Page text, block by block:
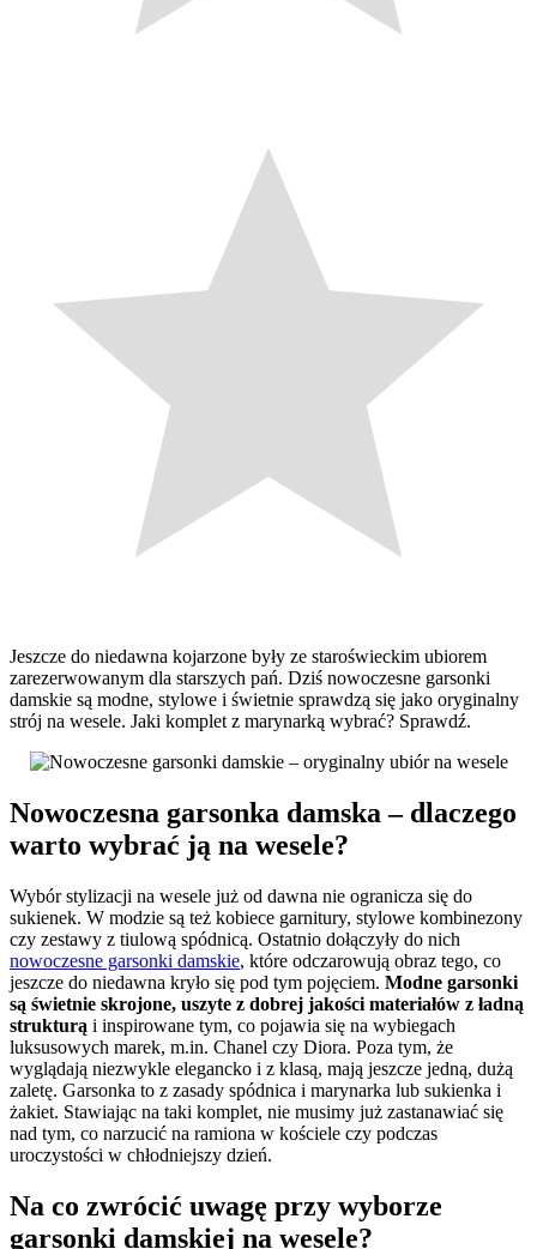
Jeszcze do niedawna kojarzone były ze staroświeckim ubiorem
zarezerwowanym dla starszych pań. Dziś nowoczesne garsonki
damskie są modne, stylowe i świetnie sprawdzą się jako oryginalny
strój na wesele. Jaki komplet z marynarką wybrać? Sprawdź.
Nowoczesna garsonka damska – dlaczego
warto wybrać ją na wesele?
Wybór stylizacji na wesele już od dawna nie ogranicza się do
sukienek. W modzie są też kobiece garnitury, stylowe kombinezony
czy zestawy z tiulową spódnicą. Ostatnio dołączyły do nich
nowoczesne garsonki damskie, które odczarowują obraz tego, co
jeszcze do niedawna kryło się pod tym pojęciem. Modne garsonki
są świetnie skrojone, uszyte z dobrej jakości materiałów z ładną
strukturą i inspirowane tym, co pojawia się na wybiegach
luksusowych marek, m.in. Chanel czy Diora. Poza tym, że
wyglądają niezwykle elegancko i z klasą, mają jeszcze jedną, dużą
zaletę. Garsonka to z zasady spódnica i marynarka lub sukienka i
żakiet. Stawiając na taki komplet, nie musimy już zastanawiać się
nad tym, co narzucić na ramiona w kościele czy podczas
uroczystości w chłodniejszy dzień.
Na co zwrócić uwagę przy wyborze
garsonki damskiej na wesele?